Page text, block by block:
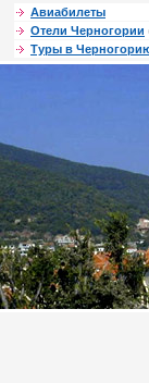
Авиабилеты
Отели Черногории
Туры в